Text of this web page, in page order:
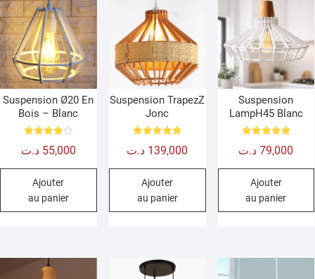
Suspension Ø20 En
Bois – Blanc
4.0055,000 د.ت
Ajouter
au panier
Suspension TrapezZ
Jonc
5.00
139,000 د.ت
Ajouter
au panier
Suspension
LampH45 Blanc
5.00
79,000 د.ت
Ajouter
au panier